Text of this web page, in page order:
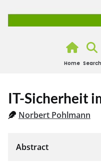
Home Search
IT-Sicherheit
Norbert Pohlmann